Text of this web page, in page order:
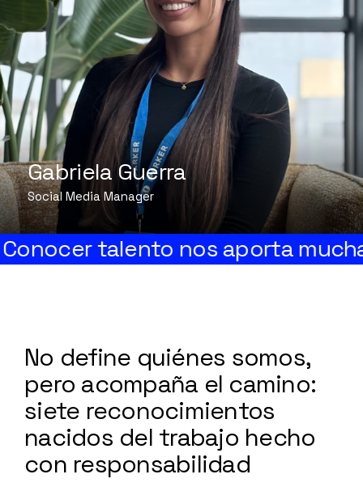
Gabriela Guerra
Social Media Manager
talento nos aporta mucha
No define quiénes somos,
pero acompaña el camino:
siete reconocimientos
nacidos del trabajo hecho
con responsabilidad